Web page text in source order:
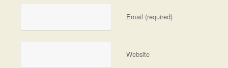
Email (required)
Website